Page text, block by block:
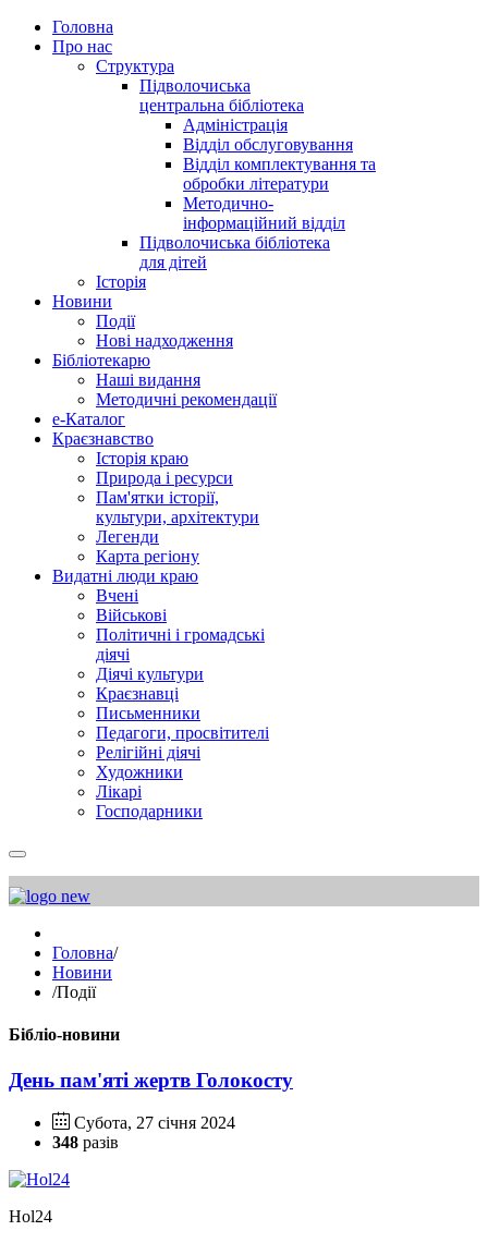
Головна
Про нас
Структура
Підволочиська
центральна бібліотека
Адміністрація
Відділ обслуговування
Відділ комплектування та
обробки літератури
Методично-
інформаційний відділ
Підволочиська бібліотека
для дітей
Історія
Новини
Події
Нові надходження
Бібліотекарю
Наші видання
Методичні рекомендації
e-Каталог
Краєзнавство
Історія краю
Природа і ресурси
Пам'ятки історії,
культури, архітектури
Легенди
Карта регіону
Видатні люди краю
Вчені
Військові
Політичні і громадські
діячі
Діячі культури
Краєзнавці
Письменники
Педагоги, просвітителі
Релігійні діячі
Художники
Лікарі
Господарники
Головна/
Новини
/Події
Бібліо-новини
День пам'яті жертв Голокосту
Субота, 27 січня 2024
348 разів
Hol24